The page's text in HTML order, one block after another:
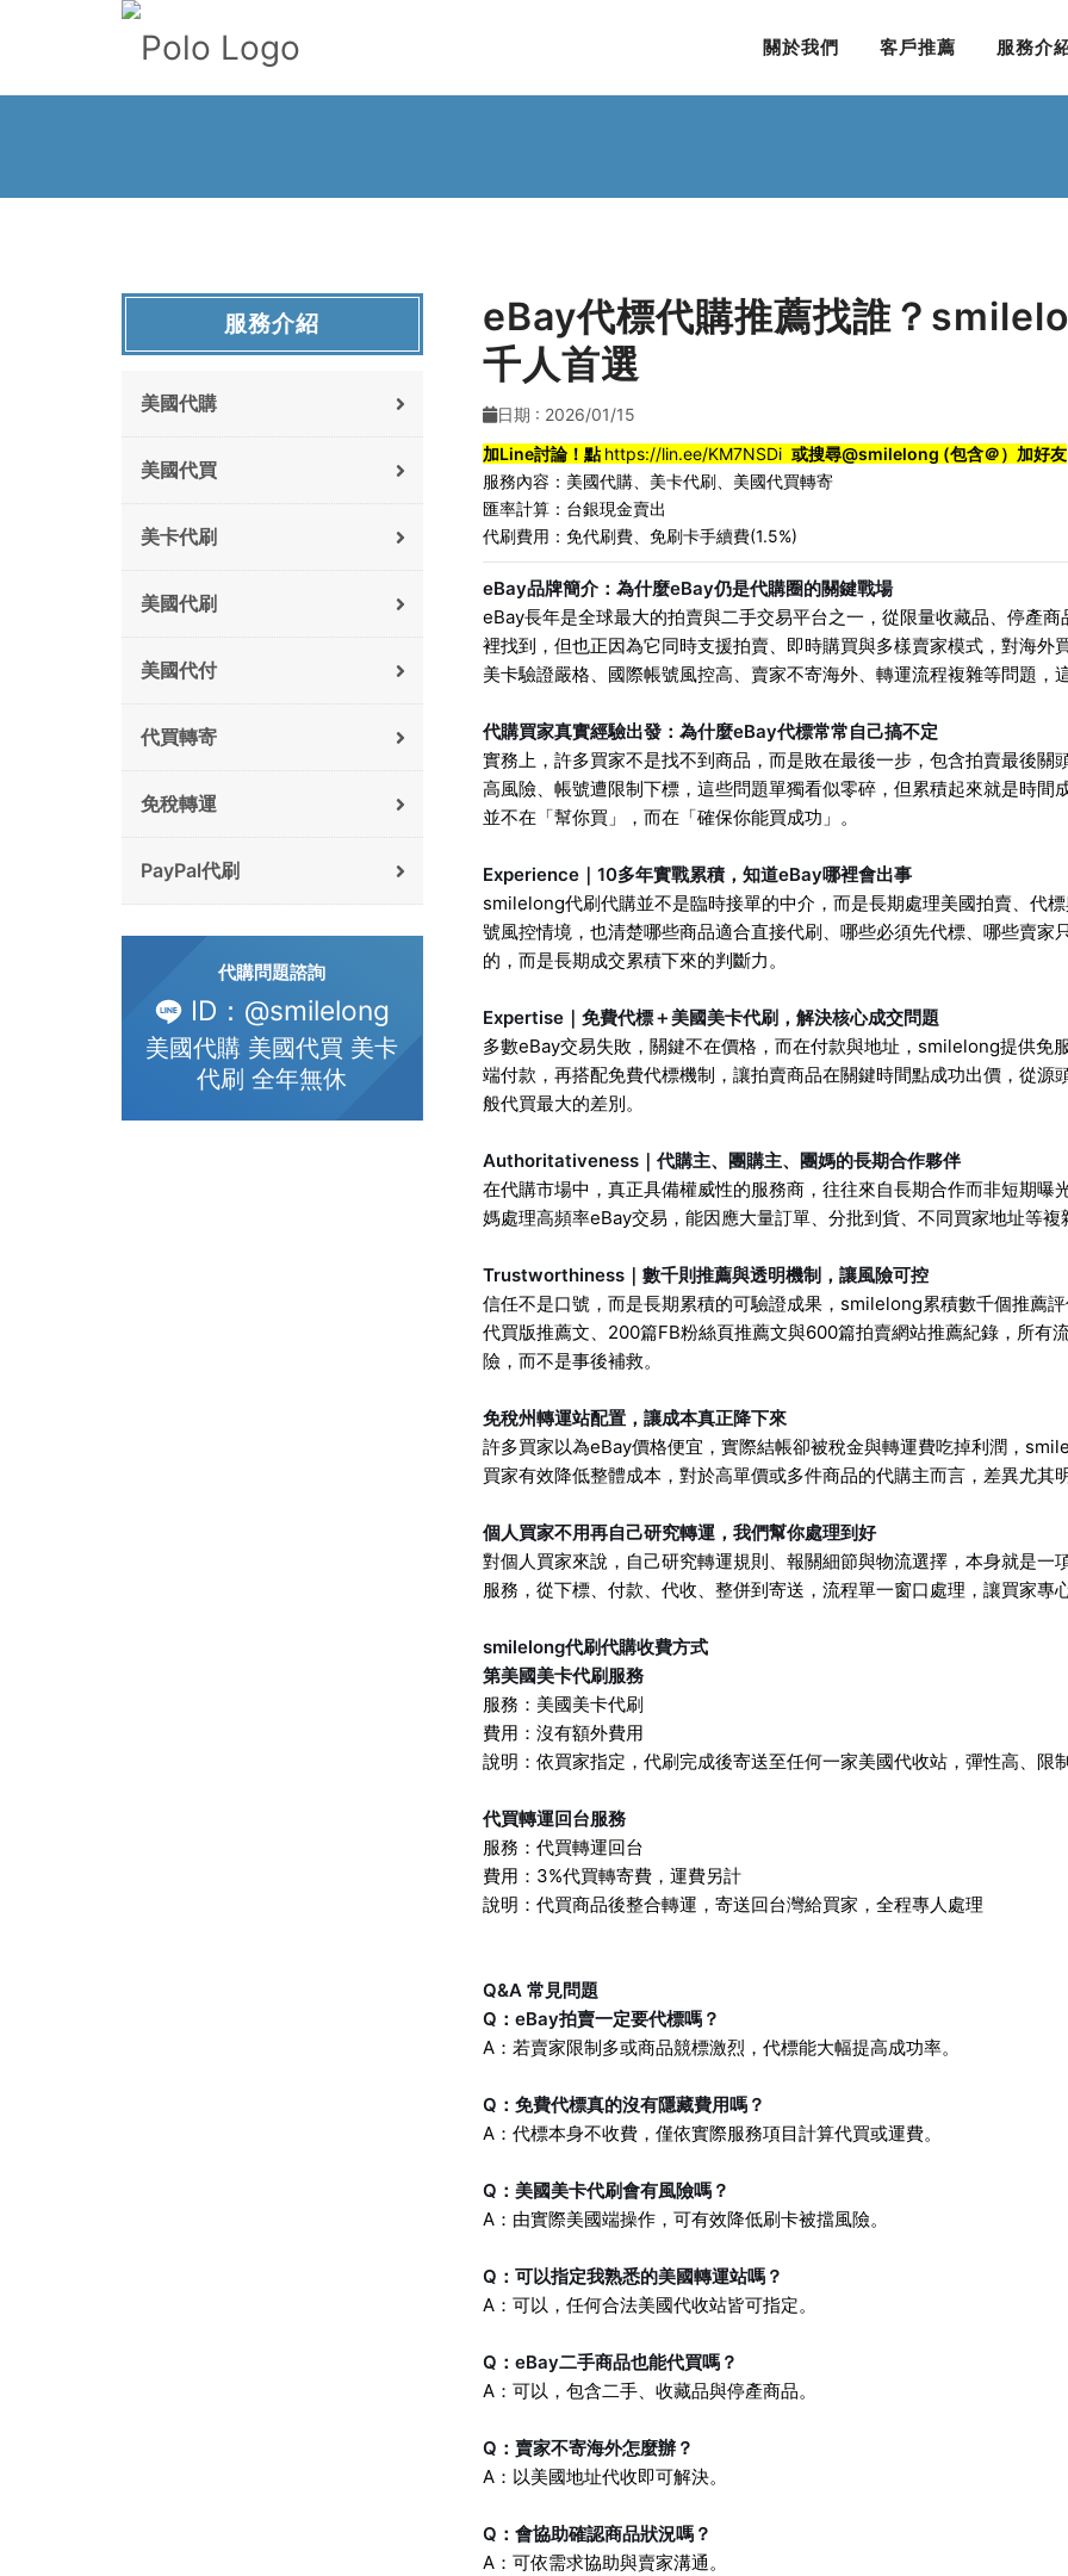
關於我們 客戶推薦 服務介
eBay代標代購推薦找誰？
千人首選
日期 : 2026/01/15
加Line討論！點https://lin.ee/KM7NSDi 或搜尋@smilelong (包含＠）加好友
服務內容： 美國代購、 美卡代刷、 美國代買轉寄
匯率計算：台銀現金賣出
代刷費用：免代刷費、免刷卡手續費(1.5%)
eBay品牌簡介：為什麼eBay仍是代購圈的關鍵戰場
eBay長年是全球最大的拍賣與二手交易平台之一，從限量收藏品、停產
裡找到，但也正因為它同時支援拍賣、即時購買與多樣賣家模式，對海
美卡驗證嚴格、國際帳號風控高、賣家不寄海外、轉運流程複雜等問題，
代購買家真實經驗出發：為什麼eBay代標常常自己搞不定
實務上，許多買家不是找不到商品，而是敗在最後一步，包含拍賣最後
高風險、帳號遭限制下標，這些問題單獨看似零碎，但累積起來就是時
並不在「幫你買」，而在「確保你能買成功」。
Experience｜10多年實戰累積，知道eBay哪裡會出事
smilelong代刷代購並不是臨時接單的中介，而是長期處理美國拍賣、代
號風控情境，也清楚哪些商品適合直接代刷、哪些必須先代標、哪些賣
的，而是長期成交累積下來的判斷力。
Expertise｜免費代標＋美國美卡代刷，解決核心成交問題
多數eBay交易失敗，關鍵不在價格，而在付款與地址，smilelong提供免
端付款，再搭配免費代標機制，讓拍賣商品在關鍵時間點成功出價，從
般代買最大的差別。
Authoritativeness｜代購主、團購主、團媽的長期合作夥伴
在代購市場中，真正具備權威性的服務商，往往來自長期合作而非短期
媽處理高頻率eBay交易，能因應大量訂單、分批到貨、不同買家地址等
Trustworthiness｜數千則推薦與透明機制，讓風險可控
信任不是口號，而是長期累積的可驗證成果，smilelong累積數千個推薦
代買版推薦文、200篇FB粉絲頁推薦文與600篇拍賣網站推薦紀錄，所有
險，而不是事後補救。
免稅州轉運站配置，讓成本真正降下來
許多買家以為eBay價格便宜，實際結帳卻被稅金與轉運費吃掉利潤，
買家有效降低整體成本，對於高單價或多件商品的代購主而言，差異尤其
個人買家不用再自己研究轉運，我們幫你處理到好
對個人買家來說，自己研究轉運規則、報關細節與物流選擇，本身就是
服務，從下標、付款、代收、整併到寄送，流程單一窗口處理，讓買家專
smilelong代刷代購收費方式
第美國美卡代刷服務
服務：美國美卡代刷
費用：沒有額外費用
說明：依買家指定，代刷完成後寄送至任何一家美國代收站，彈性高、限
代買轉運回台服務
服務：代買轉運回台
費用：3%代買轉寄費，運費另計
說明：代買商品後整合轉運，寄送回台灣給買家，全程專人處理
Q&A 常見問題
Q：eBay拍賣一定要代標嗎？
A：若賣家限制多或商品競標激烈，代標能大幅提高成功率。
Q：免費代標真的沒有隱藏費用嗎？
A：代標本身不收費，僅依實際服務項目計算代買或運費。
Q：美國美卡代刷會有風險嗎？
A：由實際美國端操作，可有效降低刷卡被擋風險。
Q：可以指定我熟悉的美國轉運站嗎？
A：可以，任何合法美國代收站皆可指定。
Q：eBay二手商品也能代買嗎？
A：可以，包含二手、收藏品與停產商品。
Q：賣家不寄海外怎麼辦？
A：以美國地址代收即可解決。
Q：會協助確認商品狀況嗎？
A：可依需求協助與賣家溝通。
服務介紹
美國代購
美國代買
美卡代刷
美國代刷
美國代付
代買轉寄
免稅轉運
PayPal代刷
代購問題諮詢
ID：@smilelong
美國代購 美國代買 美卡
代刷 全年無休